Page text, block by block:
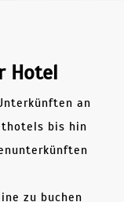
Hotel
an
bis hin
zu buchen